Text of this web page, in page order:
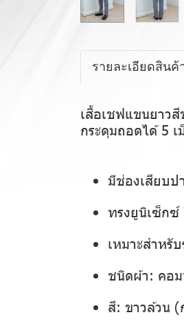
รายละเอียดสินค้
เสื้อเชฟแขนยาว
กระดุมถอดได้ 5
มีช่องเสียบ
ทรงยูนิเซ็ก
เหมาะสำหรั
ชนิดผ้า: คอม
สี: ขาวล้วน (